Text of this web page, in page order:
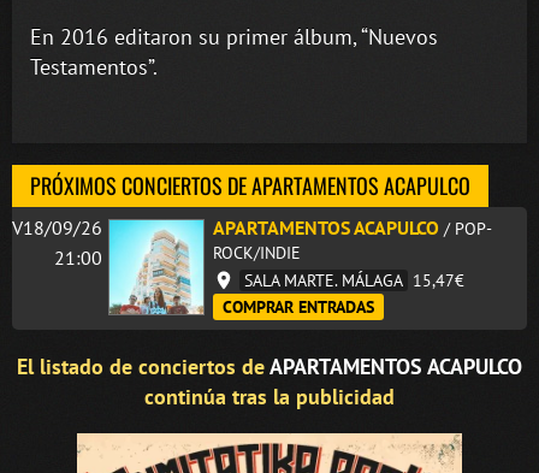
En 2016 editaron su primer álbum, “Nuevos
Testamentos”.
PRÓXIMOS CONCIERTOS DE APARTAMENTOS ACAPULCO
V18/09/26
21:00
APARTAMENTOS ACAPULCO / POP-
ROCK/INDIE
SALA MARTE. MÁLAGA 15,47€
COMPRAR ENTRADAS
El listado de conciertos deAPARTAMENTOS ACAPULCO
continúa tras la publicidad